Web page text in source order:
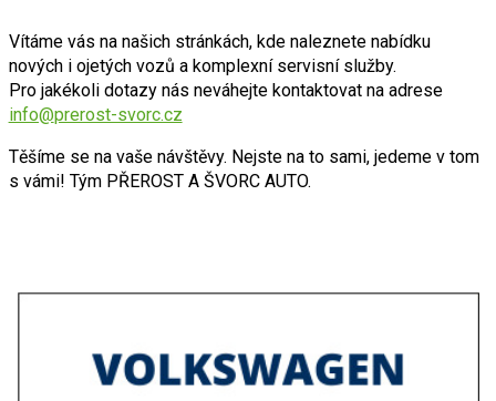
Vítáme vás na našich stránkách, kde naleznete nabídku
nových i ojetých vozů a komplexní servisní služby.
Pro jakékoli dotazy nás neváhejte kontaktovat na adrese
info@prerost-svorc.cz
Těšíme se na vaše návštěvy. Nejste na to sami, jedeme v tom
s vámi! Tým PŘEROST A ŠVORC AUTO.